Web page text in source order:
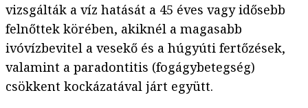
vizsgálták a víz hatását a 45 éves vagy idősebb
felnőttek körében, akiknél a magasabb
ivóvízbevitel a vesekő és a húgyúti fertőzések,
valamint a paradontitis (fogágybetegség)
csökkent kockázatával járt együtt.